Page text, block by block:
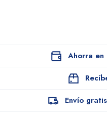
Ahorra en
Envío